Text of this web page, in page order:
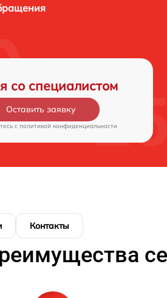
со специалистом
Оставить заявку
c политикой конфиденциальности
Контакты